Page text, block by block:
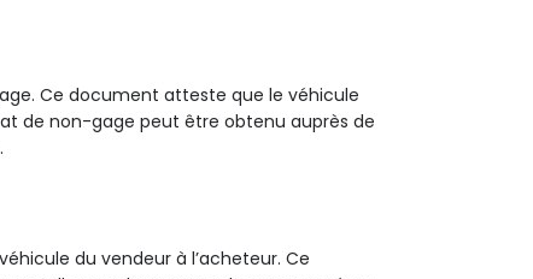
Ce document atteste que le véhicule
de non-gage peut être obtenu auprès de
du vendeur à l’acheteur. Ce